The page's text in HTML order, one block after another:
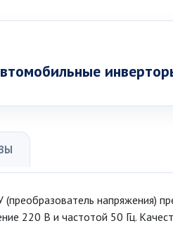
напряжения)
220 В и частотой 50 Гц.